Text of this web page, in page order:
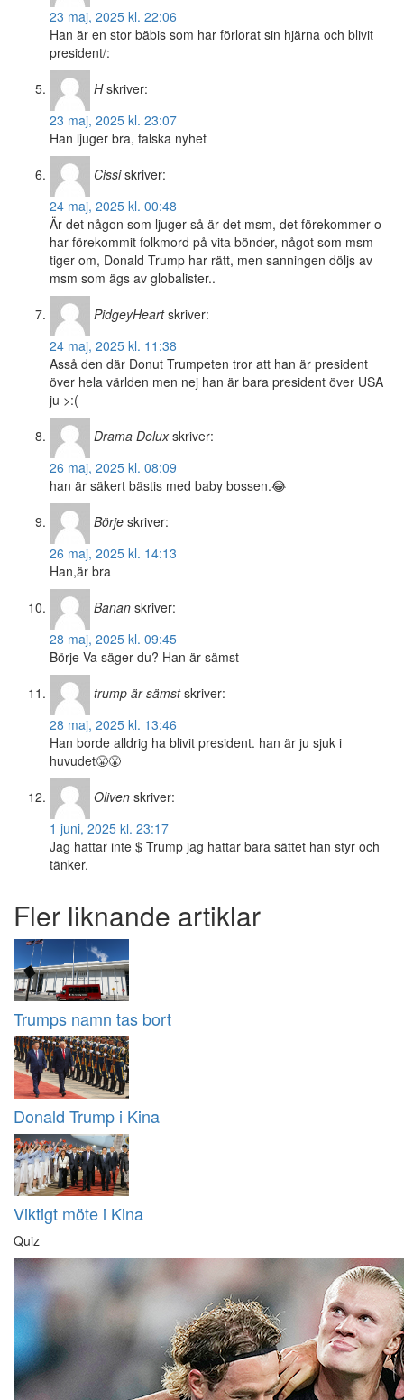
23 maj, 2025 kl. 22:06
Han är en stor bäbis som har förlorat sin hjärna och blivit
president/:
H skriver:
23 maj, 2025 kl. 23:07
Han ljuger bra, falska nyhet
Cissi skriver:
24 maj, 2025 kl. 00:48
Är det någon som ljuger så är det msm, det förekommer o
har förekommit folkmord på vita bönder, något som msm
tiger om, Donald Trump har rätt, men sanningen döljs av
msm som ägs av globalister..
PidgeyHeart skriver:
24 maj, 2025 kl. 11:38
Asså den där Donut Trumpeten tror att han är president
över hela världen men nej han är bara president över USA
ju >:(
Drama Delux skriver:
26 maj, 2025 kl. 08:09
han är säkert bästis med baby bossen.😂
Börje skriver:
26 maj, 2025 kl. 14:13
Han,är bra
Banan skriver:
28 maj, 2025 kl. 09:45
Börje Va säger du? Han är sämst
trump är sämst skriver:
28 maj, 2025 kl. 13:46
Han borde alldrig ha blivit president. han är ju sjuk i
huvudet😤😤
Oliven skriver:
1 juni, 2025 kl. 23:17
Jag hattar inte $ Trump jag hattar bara sättet han styr och
tänker.
Fler liknande artiklar
Trumps namn tas bort
Donald Trump i Kina
Viktigt möte i Kina
Quiz